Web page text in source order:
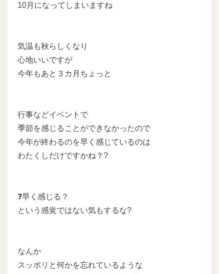
10月になってしまいますね
気温も秋らしくなり
心地いいですが
今年もあと３カ月ちょっと
行事などイベントで
季節を感じることができなかったので
今年が終わるのを早く感じているのは
わたくしだけですかね？?
❓早く感じる？
という感覚ではない気もするな?
なんか
スッポリと何かを忘れているような